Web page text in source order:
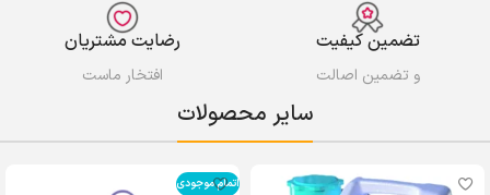
تضمین کیفیت
و تضمین اصالت
رضایت مشتریان
افتخار ماست
سایر محصولات
اتمام موجودی